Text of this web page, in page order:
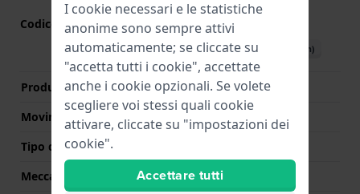
Codice Movimento GL20(Vedi specifiche
Scarica il manuale (English)
Produttore Movimento
Miyota
Movimento svizzero
No
Tipo di display
Meccanismo
Quarzo
I cookie necessari e le statistiche
anonime sono sempre attivi
automaticamente; se cliccate su
"accetta tutti i cookie", accettate
anche i cookie opzionali. Se volete
scegliere voi stessi quali cookie
attivare, cliccate su "impostazioni dei
cookie".
Accettare tutti